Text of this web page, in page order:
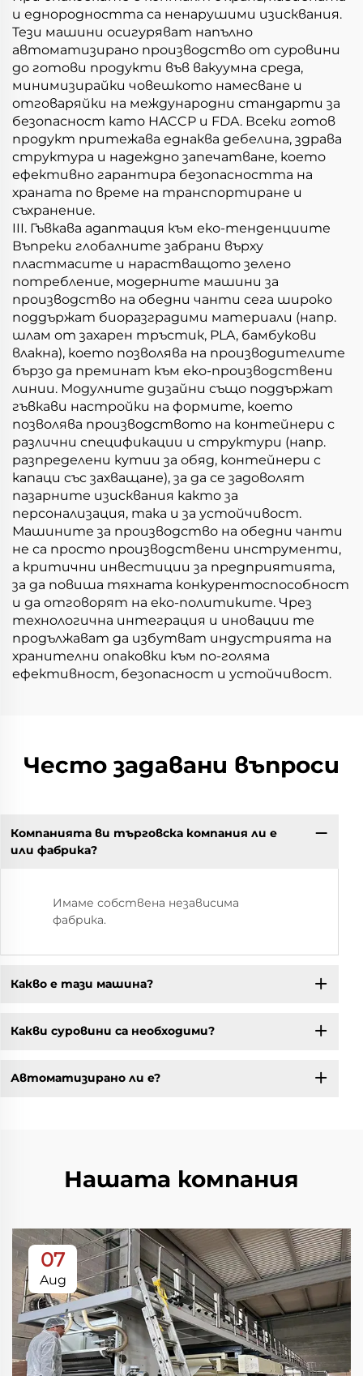
и еднородността са ненарушими изисквания.
Тези машини осигуряват напълно
автоматизирано производство от суровини
до готови продукти във вакуумна среда,
минимизирайки човешкото намесване и
отговаряйки на международни стандарти за
безопасност като HACCP и FDA. Всеки готов
продукт притежава еднаква дебелина, здрава
структура и надеждно запечатване, което
ефективно гарантира безопасността на
храната по време на транспортиране и
съхранение.
III. Гъвкава адаптация към еко-тенденциите
Въпреки глобалните забрани върху
пластмасите и нарастващото зелено
потребление, модерните машини за
производство на обедни чанти сега широко
поддържат биоразградими материали (напр.
шлам от захарен тръстик, PLA, бамбукови
влакна), което позволява на производителите
бързо да преминат към еко-производствени
линии. Модулните дизайни също поддържат
гъвкави настройки на формите, което
позволява производството на контейнери с
различни спецификации и структури (напр.
разпределени кутии за обяд, контейнери с
капаци със захващане), за да се задоволят
пазарните изисквания както за
персонализация, така и за устойчивост.
Машините за производство на обедни чанти
не са просто производствени инструменти,
а критични инвестиции за предприятията,
за да повиша тяхната конкурентоспособност
и да отговорят на еко-политиките. Чрез
технологична интеграция и иновации те
продължават да избутват индустрията на
хранителни опаковки към по-голяма
ефективност, безопасност и устойчивост.
Често задавани въпроси
Компанията ви търговска компания ли е
или фабрика?
Имаме собствена независима
фабрика.
Какво е тази машина?
Какви суровини са необходими?
Автоматизирано ли е?
Нашата компания
07
Aug